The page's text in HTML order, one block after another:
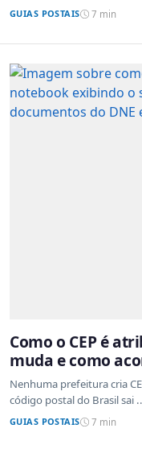
GUIAS POSTAIS 7 min
Como o CEP é
muda e como
Nenhuma prefeitura cria
código postal do Brasil sai
GUIAS POSTAIS 7 min